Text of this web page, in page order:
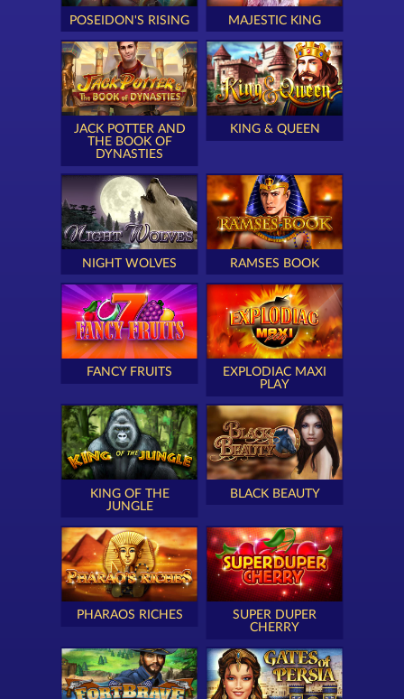
POSEIDON'S RISING MAJESTIC KING
JACK POTTER AND
THE BOOK OF
DYNASTIES
KING & QUEEN
NIGHT WOLVES RAMSES BOOK
FANCY FRUITS
EXPLODIAC MAXI
PLAY
KING OF THE
JUNGLE
BLACK BEAUTY
PHARAOS RICHES
SUPER DUPER
CHERRY